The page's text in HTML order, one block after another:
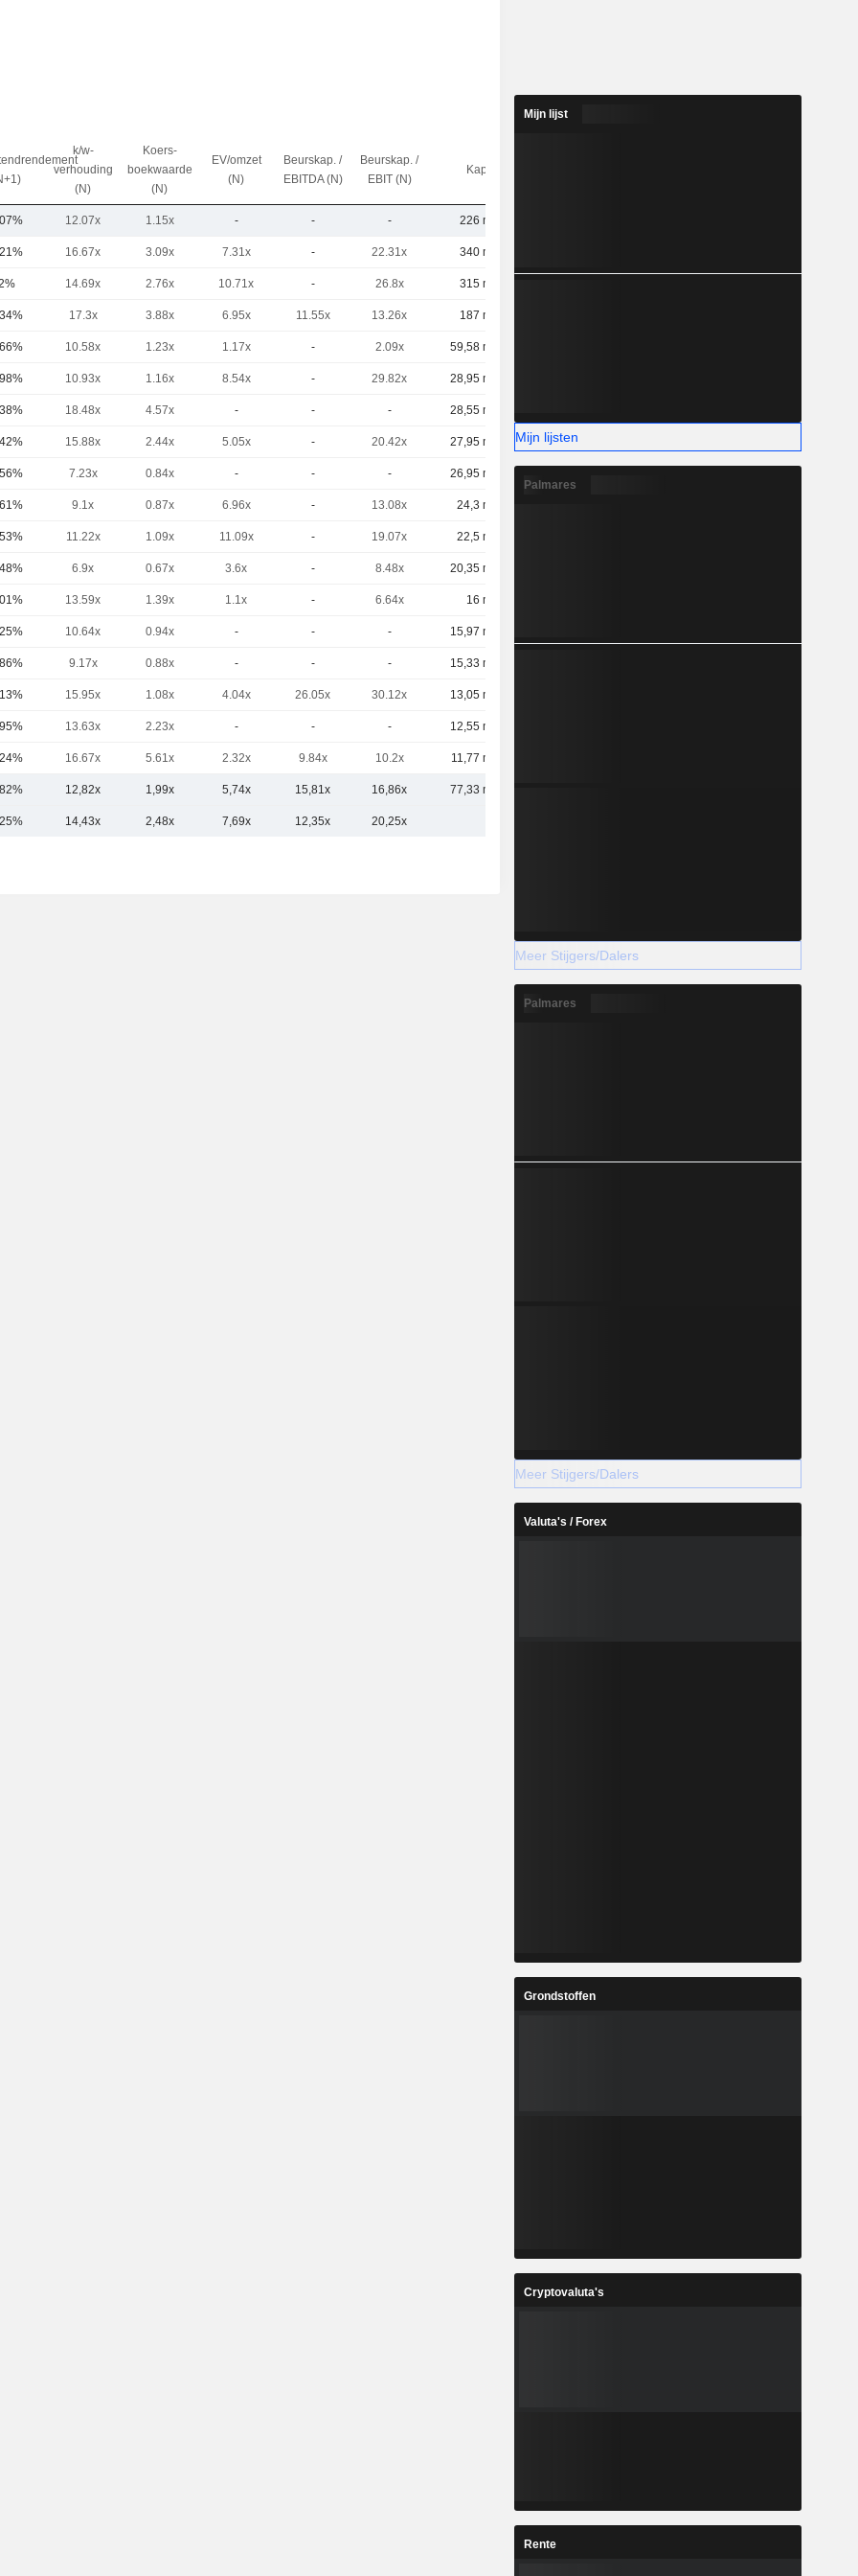
k/w-
verhouding
(N)
Koers-
boekwaarde
(N)
EV/omzet
(N)
Beurskap. /
EBITDA (N)
Beurskap. /
EBIT (N)
Kap.($)
12.07x 1.15x - - - 226 mld.
16.67x 3.09x 7.31x - 22.31x 340 mld.
14.69x 2.76x 10.71x - 26.8x 315 mld.
17.3x 3.88x 6.95x 11.55x 13.26x 187 mld.
10.58x 1.23x 1.17x - 2.09x 59,58 mld.
10.93x 1.16x 8.54x - 29.82x 28,95 mld.
18.48x 4.57x - - - 28,55 mld.
15.88x 2.44x 5.05x - 20.42x 27,95 mld.
7.23x 0.84x - - - 26,95 mld.
9.1x 0.87x 6.96x - 13.08x 24,3 mld.
11.22x 1.09x 11.09x - 19.07x 22,5 mld.
6.9x 0.67x 3.6x - 8.48x 20,35 mld.
13.59x 1.39x 1.1x - 6.64x 16 mld.
10.64x 0.94x - - - 15,97 mld.
9.17x 0.88x - - - 15,33 mld.
15.95x 1.08x 4.04x 26.05x 30.12x 13,05 mld.
13.63x 2.23x - - - 12,55 mld.
16.67x 5.61x 2.32x 9.84x 10.2x 11,77 mld.
12,82x 1,99x 5,74x 15,81x 16,86x 77,33 mld.
14,43x 2,48x 7,69x 12,35x 20,25x
Mijn lijst
Mijn lijsten
Palmares
Meer Stijgers/Dalers
Palmares
Meer Stijgers/Dalers
Valuta's / Forex
Grondstoffen
Cryptovaluta's
Rente